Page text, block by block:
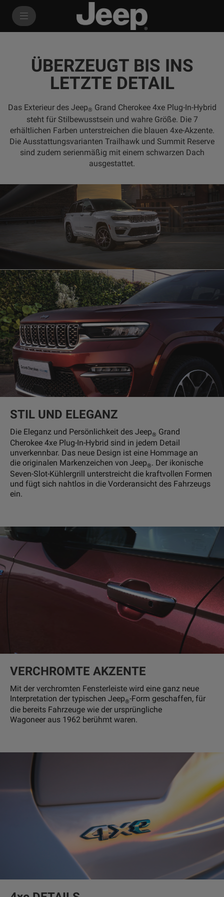
ÜBERZEUGT BIS INS
LETZTE DETAIL
Das Exterieur des Jeep® Grand Cherokee 4xe Plug-In-Hybrid
steht für Stilbewusstsein und wahre Größe. Die 7
erhältlichen Farben unterstreichen die blauen 4xe-Akzente.
Die Ausstattungsvarianten Trailhawk und Summit Reserve
sind zudem serienmäßig mit einem schwarzen Dach
ausgestattet.
STIL UND ELEGANZ
Die Eleganz und Persönlichkeit des Jeep® Grand
Cherokee 4xe Plug-In-Hybrid sind in jedem Detail
unverkennbar. Das neue Design ist eine Hommage an
die originalen Markenzeichen von Jeep®. Der ikonische
Seven-Slot-Kühlergrill unterstreicht die kraftvollen Formen
und fügt sich nahtlos in die Vorderansicht des Fahrzeugs
ein.
VERCHROMTE AKZENTE
Mit der verchromten Fensterleiste wird eine ganz neue
Interpretation der typischen Jeep®-Form geschaffen, für
die bereits Fahrzeuge wie der ursprüngliche
Wagoneer aus 1962 berühmt waren.